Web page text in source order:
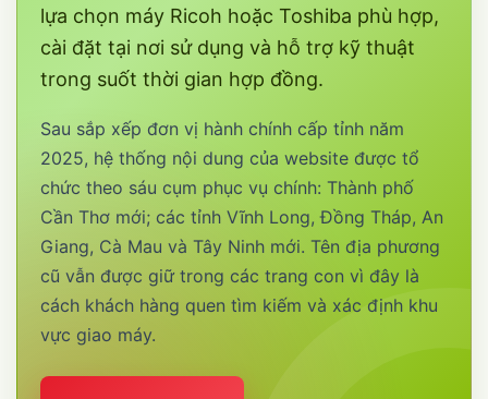
lựa chọn máy Ricoh hoặc Toshiba phù hợp,
cài đặt tại nơi sử dụng và hỗ trợ kỹ thuật
trong suốt thời gian hợp đồng.
Sau sắp xếp đơn vị hành chính cấp tỉnh năm
2025, hệ thống nội dung của website được tổ
chức theo sáu cụm phục vụ chính: Thành phố
Cần Thơ mới; các tỉnh Vĩnh Long, Đồng Tháp, An
Giang, Cà Mau và Tây Ninh mới. Tên địa phương
cũ vẫn được giữ trong các trang con vì đây là
cách khách hàng quen tìm kiếm và xác định khu
vực giao máy.